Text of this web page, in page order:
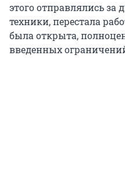
этого отправлялись за
техники, перестала
была открыта,
введенных